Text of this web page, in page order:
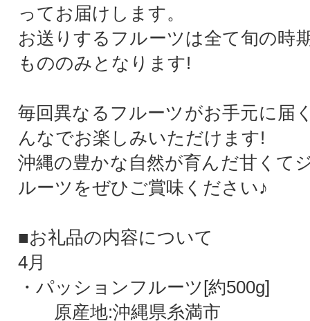
ってお届けします。
お送りするフルーツは全て旬の時
もののみとなります!
毎回異なるフルーツがお手元に届
んなでお楽しみいただけます!
沖縄の豊かな自然が育んだ甘くて
ルーツをぜひご賞味ください♪
■お礼品の内容について
4月
・パッションフルーツ[約500g]
原産地:沖縄県糸満市